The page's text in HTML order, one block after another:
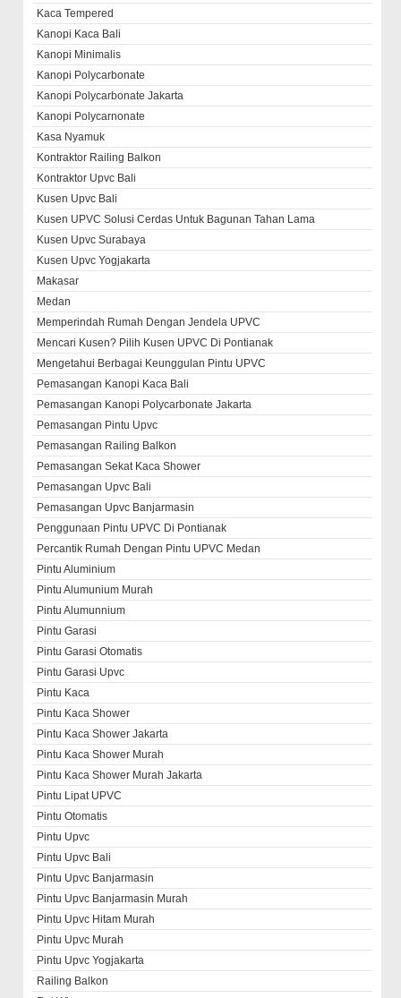
Kaca Tempered
Kanopi Kaca Bali
Kanopi Minimalis
Kanopi Polycarbonate
Kanopi Polycarbonate Jakarta
Kanopi Polycarnonate
Kasa Nyamuk
Kontraktor Railing Balkon
Kontraktor Upvc Bali
Kusen Upvc Bali
Kusen UPVC Solusi Cerdas Untuk Bagunan Tahan Lama
Kusen Upvc Surabaya
Kusen Upvc Yogjakarta
Makasar
Medan
Memperindah Rumah Dengan Jendela UPVC
Mencari Kusen? Pilih Kusen UPVC Di Pontianak
Mengetahui Berbagai Keunggulan Pintu UPVC
Pemasangan Kanopi Kaca Bali
Pemasangan Kanopi Polycarbonate Jakarta
Pemasangan Pintu Upvc
Pemasangan Railing Balkon
Pemasangan Sekat Kaca Shower
Pemasangan Upvc Bali
Pemasangan Upvc Banjarmasin
Penggunaan Pintu UPVC Di Pontianak
Percantik Rumah Dengan Pintu UPVC Medan
Pintu Aluminium
Pintu Alumunium Murah
Pintu Alumunnium
Pintu Garasi
Pintu Garasi Otomatis
Pintu Garasi Upvc
Pintu Kaca
Pintu Kaca Shower
Pintu Kaca Shower Jakarta
Pintu Kaca Shower Murah
Pintu Kaca Shower Murah Jakarta
Pintu Lipat UPVC
Pintu Otomatis
Pintu Upvc
Pintu Upvc Bali
Pintu Upvc Banjarmasin
Pintu Upvc Banjarmasin Murah
Pintu Upvc Hitam Murah
Pintu Upvc Murah
Pintu Upvc Yogjakarta
Railing Balkon